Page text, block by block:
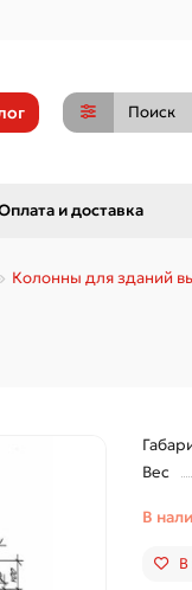
и доставка
Колонны для зданий
Вес
В
В